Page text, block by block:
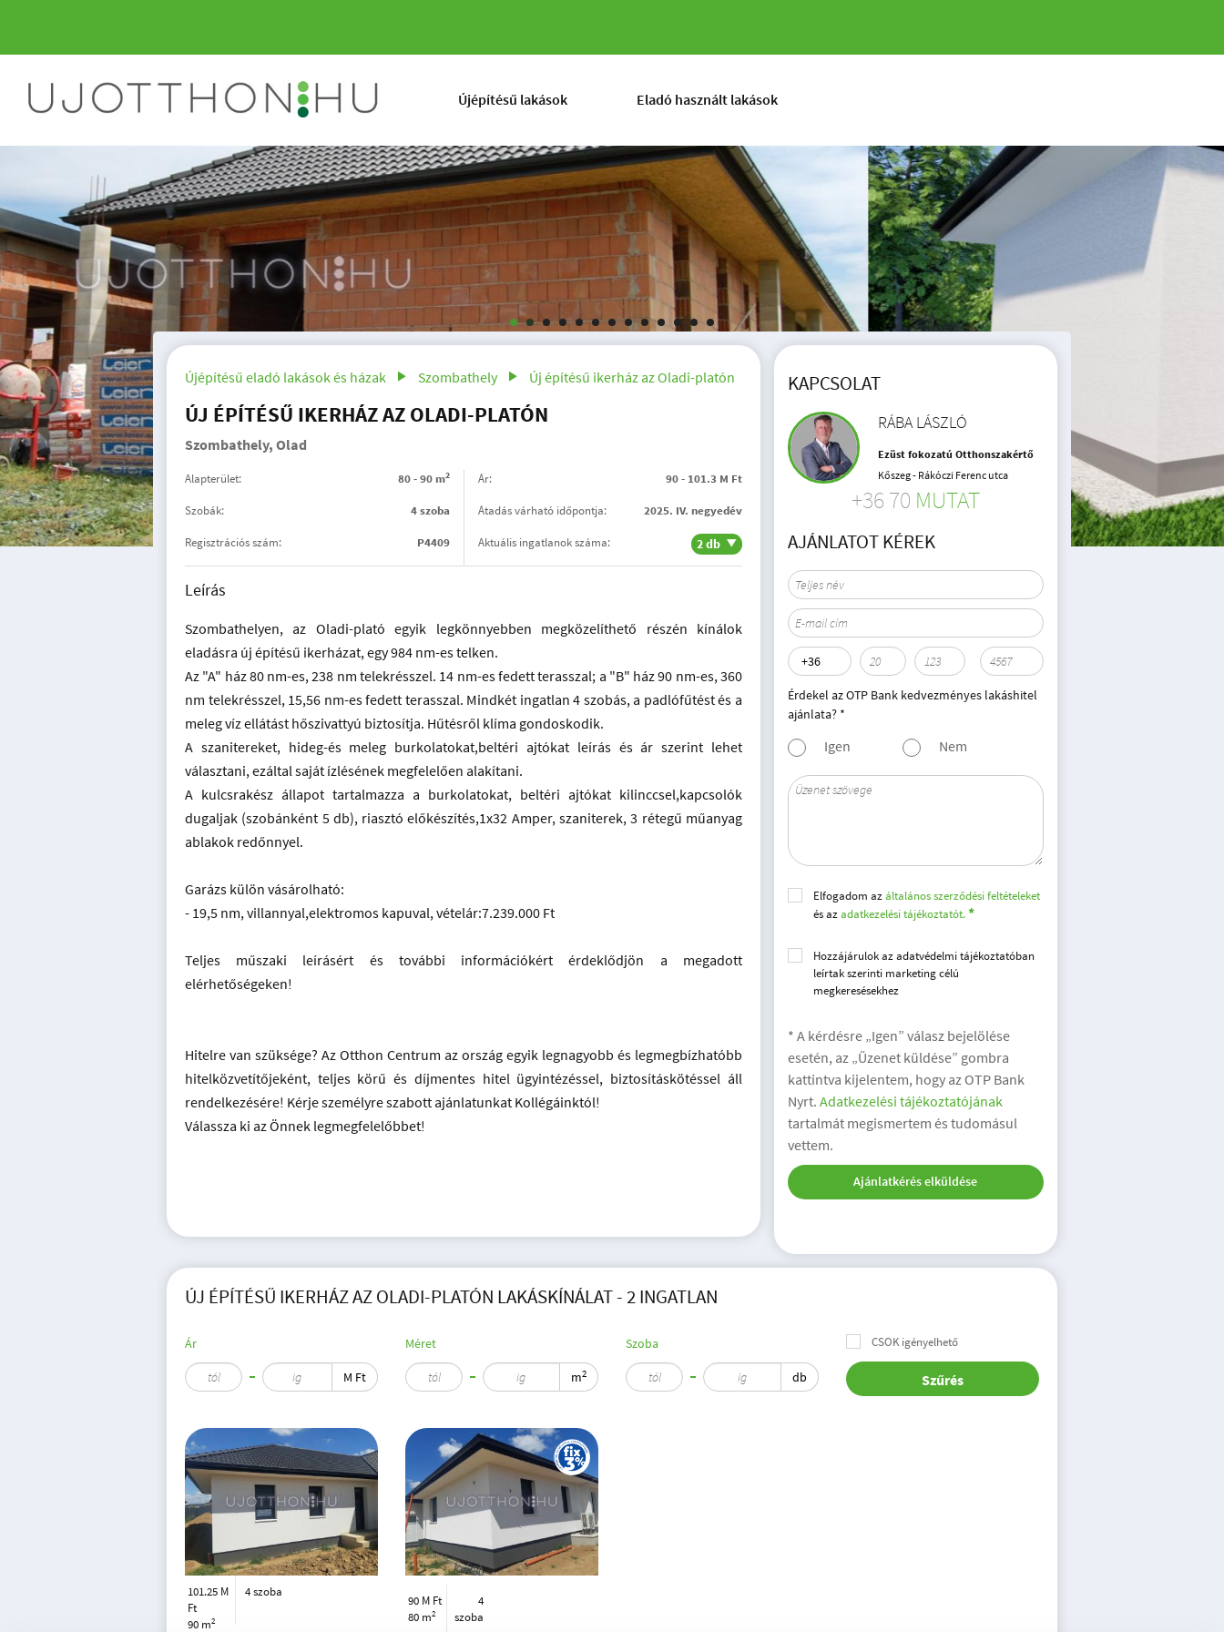
Újépítésű lakások Eladó használt lakások
Új építésű ikerház az Oladi-platón
Újépítésű eladó lakások és házak Szombathely Új építésű ikerház az Oladi-platón
ÚJ ÉPÍTÉSŰ IKERHÁZ AZ OLADI-PLATÓN
Szombathely, Olad
Alapterület: 80 - 90 m2 Ár: 90 - 101.3 M Ft
Szobák: 4 szoba Átadás várható időpontja: 2025. IV. negyedév
Regisztrációs szám: P4409 Aktuális ingatlanok száma: 2 db
Leírás
Szombathelyen, az Oladi-plató egyik legkönnyebben megközelíthető részén kínálok
eladásra új építésű ikerházat, egy 984 nm-es telken.
Az "A" ház 80 nm-es, 238 nm telekrésszel. 14 nm-es fedett terasszal; a "B" ház 90 nm-es, 360
nm telekrésszel, 15,56 nm-es fedett terasszal. Mindkét ingatlan 4 szobás, a padlófűtést és a
meleg víz ellátást hőszivattyú biztosítja. Hűtésről klíma gondoskodik.
A szanitereket, hideg-és meleg burkolatokat,beltéri ajtókat leírás és ár szerint lehet
választani, ezáltal saját ízlésének megfelelően alakítani.
A kulcsrakész állapot tartalmazza a burkolatokat, beltéri ajtókat kilinccsel,kapcsolók
dugaljak (szobánként 5 db), riasztó előkészítés,1x32 Amper, szaniterek, 3 rétegű műanyag
ablakok redőnnyel.
Garázs külön vásárolható:
- 19,5 nm, villannyal,elektromos kapuval, vételár:7.239.000 Ft
Teljes műszaki leírásért és további információkért érdeklődjön a megadott
elérhetőségeken!
Hitelre van szüksége? Az Otthon Centrum az ország egyik legnagyobb és legmegbízhatóbb
hitelközvetítőjeként, teljes körű és díjmentes hitel ügyintézéssel, biztosításkötéssel áll
rendelkezésére! Kérje személyre szabott ajánlatunkat Kollégáinktól!
Válassza ki az Önnek legmegfelelőbbet!
KAPCSOLAT
RÁBA LÁSZLÓ
Ezüst fokozatú Otthonszakértő
Kőszeg - Rákóczi Ferenc utca
+36 70 MUTAT
AJÁNLATOT KÉREK
Érdekel az OTP Bank kedvezményes lakáshitel
ajánlata? *
Igen Nem
Elfogadom azáltalános szerződési feltételeket
és azadatkezelési tájékoztatót.
Hozzájárulok az adatvédelmi tájékoztatóban
leírtak szerinti marketing célú
megkeresésekhez
* A kérdésre „Igen” válasz bejelölése
esetén, az „Üzenet küldése” gombra
kattintva kijelentem, hogy az OTP Bank
Nyrt. Adatkezelési tájékoztatójának
tartalmát megismertem és tudomásul
vettem.
Ajánlatkérés elküldése
ÚJ ÉPÍTÉSŰ IKERHÁZ AZ OLADI-PLATÓN LAKÁSKÍNÁLAT - 2 INGATLAN
Ár
M Ft
Méret
m2
Szoba
db
CSOK igényelhető
Szűrés
101.25 M
Ft
90 m2
4 szoba
90 M Ft
80 m2
4
szoba